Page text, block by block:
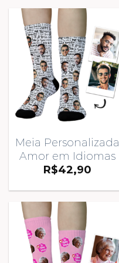
Meia Personalizada
Amor em Idiomas
R$42,90